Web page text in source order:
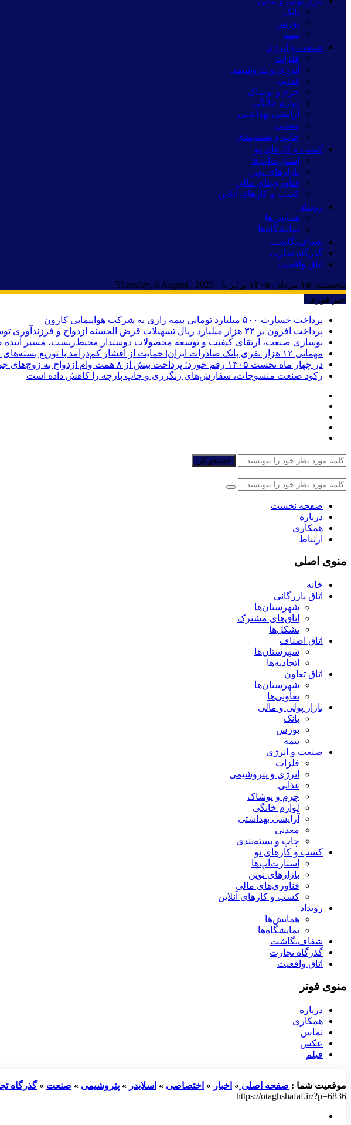
بانک
بورس
بیمه
صنعت و انرژی
فلزات
انرژی و پتروشیمی
غذایی
چرم و پوشاک
لوازم خانگی
آرایشی بهداشتی
معدنی
چاپ و بسته‌بندی
کسب و کارهای نو
استارت‌آپ‌ها
بازارهای نوین
فناوری‌های مالی
کسب و کارهای آنلاین
رویداد
همایش‌ها
نمایشگاه‌ها
شفاف‌نگاشت
گذرگاه تجارت
اتاق واقعیت
پنجشنبه, ۱۵ مرداد , ۱۴۰۵ برابر با - Thursday, 6 August , 2026
خبر فوری :
پرداخت خسارت ۵۰۰ میلیارد تومانی بیمه رازی به شرکت هواپیمایی کارون
پرداخت افزون بر ۳۲ هزار میلیارد ریال تسهیلات قرض الحسنه ازدواج و فرزندآوری توسط بانک کشاورزی
نوسازی صنعت، ارتقای کیفیت و توسعه محصولات دوستدار محیط‌زیست، مسیر
مهمانی ۱۲ هزار نفری بانک صادرات ایران| حمایت از اقشار کم‌درآمد با توزیع بسته‌های معیشتی
در چهار ماه نخست ۱۴۰۵ رقم خورد؛ پرداخت بیش از ۸ همت وام ازدواج به زوج‌های جوان توسط بانک ملی ایران
رکود صنعت منسوجات، سفارش‌های رنگرزی و چاپ پارچه را کاهش داده است
جستجو کن
صفحه نخست
درباره
همکاری
ارتباط
منوی اصلی
خانه
اتاق بازرگانی
شهرستان‌ها
اتاق‌های مشترک
تشکل‌ها
اتاق اصناف
شهرستان‌ها
اتحادیه‌ها
اتاق تعاون
شهرستان‌ها
تعاونی‌ها
بازار پولی و مالی
بانک
بورس
بیمه
صنعت و انرژی
فلزات
انرژی و پتروشیمی
غذایی
چرم و پوشاک
لوازم خانگی
آرایشی بهداشتی
معدنی
چاپ و بسته‌بندی
کسب و کارهای نو
استارت‌آپ‌ها
بازارهای نوین
فناوری‌های مالی
کسب و کارهای آنلاین
رویداد
همایش‌ها
نمایشگاه‌ها
شفاف‌نگاشت
گذرگاه تجارت
اتاق واقعیت
منوی فوتر
درباره
همکاری
تماس
عکس
فیلم
موقعیت شما : صفحه اصلی » اخبار » اختصاصی » اسلایدر » پتروشیمی » صنعت »گذرگاه
https://otaghshafaf.ir/?p=6836